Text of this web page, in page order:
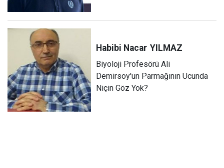
Habibi Nacar YILMAZ
Biyoloji Profesörü Ali
Demirsoy'un Parmağının Ucunda
Niçin Göz Yok?